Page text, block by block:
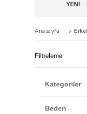
YENI
Anasayfa >
Filtreleme
Kategoriler
Şükran Kaymak
Beden